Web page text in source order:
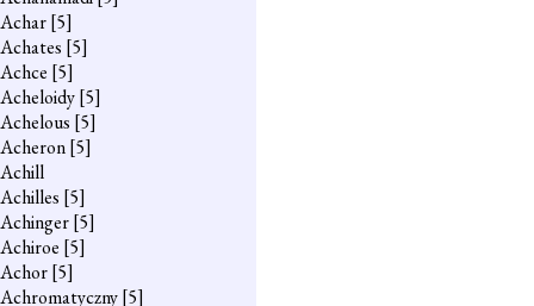
Achar[5]
Achates [5]
Achce [5]
Acheloidy[5]
Achelous [5]
Acheron[5]
Achill
Achilles [5]
Achinger[5]
Achiroe [5]
Achor[5]
Achromatyczny[5]